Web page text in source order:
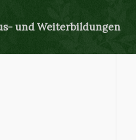
und Weiterbildungen